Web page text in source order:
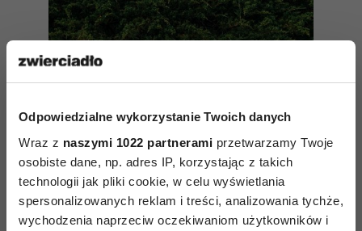
Odpowiedzialne wykorzystanie Twoich danych
Wraz z naszymi 1022 partnerami przetwarzamy Twoje
osobiste dane, np. adres IP, korzystając z takich
technologii jak pliki cookie, w celu wyświetlania
spersonalizowanych reklam i treści, analizowania tychże,
wychodzenia naprzeciw oczekiwaniom użytkowników i